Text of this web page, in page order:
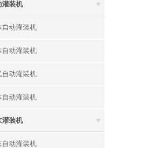
灌装机
自动灌装机
自动灌装机
自动灌装机
自动灌装机
灌装机
自动灌装机